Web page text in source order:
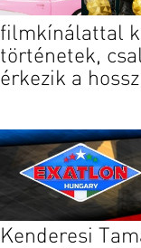
filmkínálattal
történetek,
érkezik a
Kenderesi